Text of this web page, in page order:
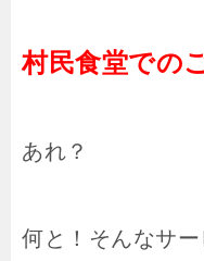
村民食堂での
あれ？
何と！そんなサ